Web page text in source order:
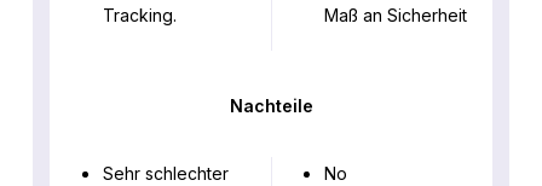
Tracking.
Maß an Sicherheit
Nachteile
Sehr schlechter
No